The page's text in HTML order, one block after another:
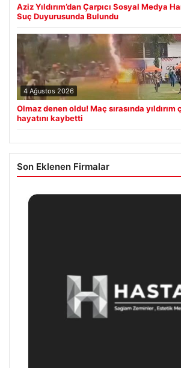
Aziz Yıldırım’dan Çarpıcı Sosyal Medya
Suç Duyurusunda Bulundu
4 Ağustos 2026
Olmaz denen oldu! Maç sırasında
hayatını kaybetti
Son Eklenen Firmalar